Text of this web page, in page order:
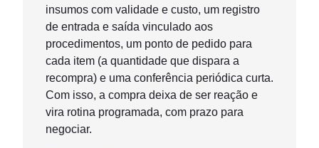
insumos com validade e custo, um registro
de entrada e saída vinculado aos
procedimentos, um ponto de pedido para
cada item (a quantidade que dispara a
recompra) e uma conferência periódica curta.
Com isso, a compra deixa de ser reação e
vira rotina programada, com prazo para
negociar.